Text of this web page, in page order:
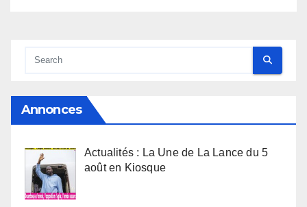
Annonces
Actualités : La Une de La Lance du 5
août en Kiosque